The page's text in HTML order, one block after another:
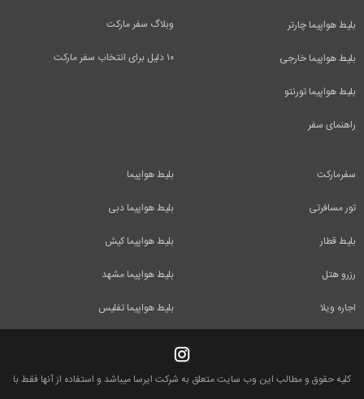
وبلاگ سفر مارکت
۱۰ دلیل برای انتخاب سفر مارکت
بلیط هواپیما چارتر
بلیط هواپیما خارجی
بلیط هواپیما تورنتو
راهنمای سفر
بلیط هواپیما
بلیط هواپیما دبی
بلیط هواپیما کیش
بلیط هواپیما مشهد
بلیط هواپیما تفلیس
سفرمارکت
تور مسافرتی
بلیط قطار
رزرو هتل
اجاره ویلا
کلیه حقوق و مطالب این وب سایت متعلق به شرکت ایرسا میباشد و استفاده از آنها فقط با